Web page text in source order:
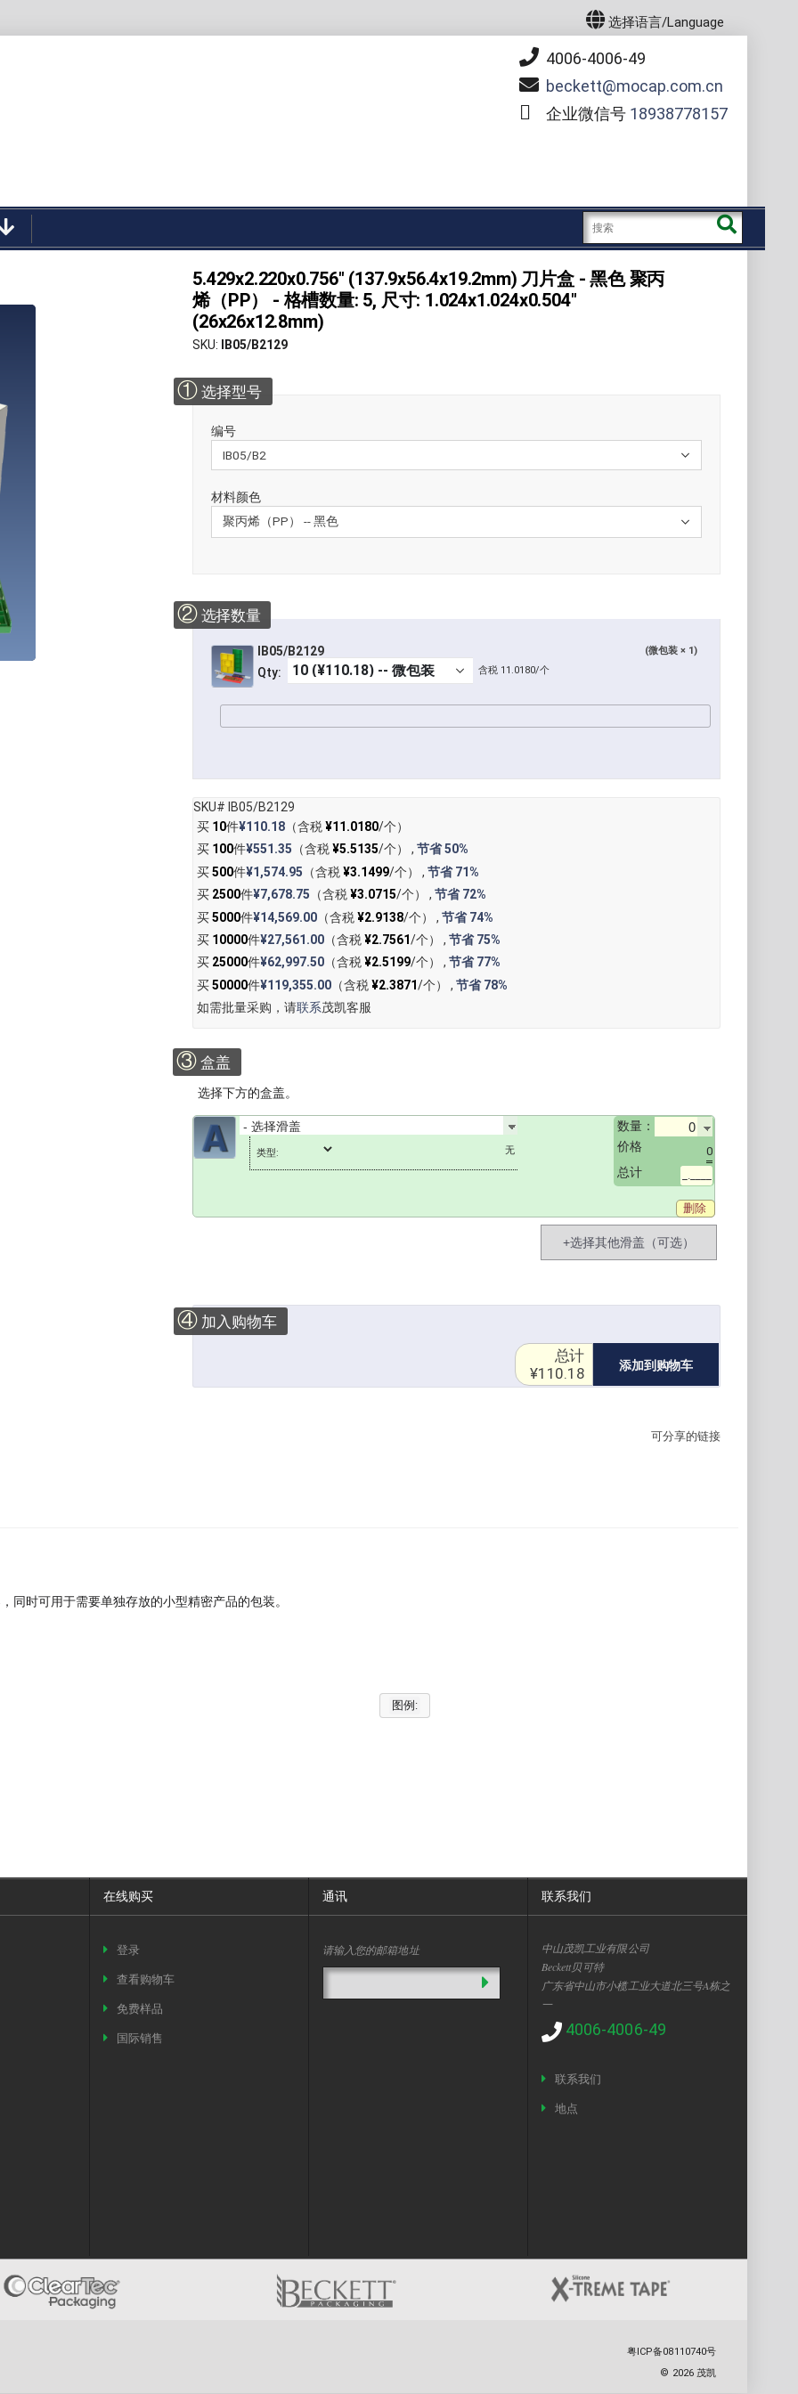
选择语言/Language
4006-4006-49
beckett
mocap.com.cn
企业微信号 18938778157
5.429x2.220x0.756" (137.9x56.4x19.2mm) 刀片盒 - 黑色 聚丙
烯（PP） - 格槽数量: 5, 尺寸: 1.024x1.024x0.504"
(26x26x12.8mm)
SKU IB05/B2129
① 选择型号
编号
材料颜色
②选择数量
IB05/B2129 (微包装 × 1)
Qty: 含税 11.0180/个
SKU# IB05/B2129
买 10件¥110.18（含税¥11.0180/个）
买 100件¥551.35 （含税¥5.5135/个） , 节省50%
买500件¥1,574.95 （含税¥3.1499/个） , 节省71%
买 2500件¥7,678.75 （含税¥3.0715/个） , 节省72%
买5000件¥14,569.00（含税¥2.9138/个） , 节省74%
买 10000件¥27,561.00（含税¥2.7561/个） , 节省75%
买 25000件¥62,997.50（含税¥2.5199/个） , 节省77%
买50000件¥119,355.00（含税¥2.3871/个） , 节省78%
如需批量采购，请联系茂凯客服
③ 盒盖
选择下方的盒盖。
数量：
价格
0
总计
类型:
删除
+选择其他滑盖（可选）
④ 加入购物车
添加到购物车
总计
¥110.18
可分享的链接
同时可用于需要单独存放的小型精密产品的包装。
图例:
在线购买
登录
查看购物车
免费样品
国际销售
通讯
请输入您的邮箱地址
联系我们
中山茂凯工业有限公司
Beckett贝可特
广东省中山市小榄工业大道北三号A栋之
一
4006-4006-49
联系我们
地点
粤ICP备08110740号
© 2026 茂凯